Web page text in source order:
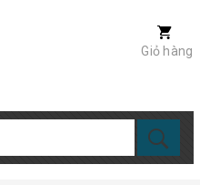
Giỏ hàng